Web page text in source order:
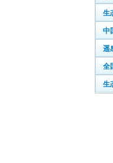
生
中
遥
全
生